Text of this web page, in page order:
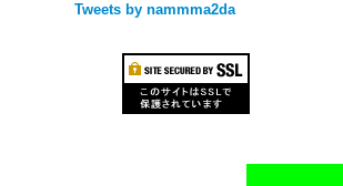
Tweets by nammma2da